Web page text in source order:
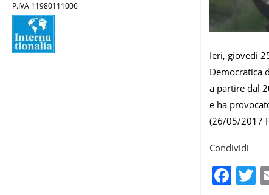
P.IVA 11980111006
Ieri, giovedì
Democratica
a partire dal
e ha
(26/05/2017
Condividi